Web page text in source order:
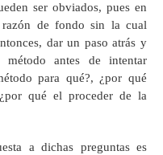
ser obviados, pues en
razón de fondo sin la cual
dar un paso atrás y
antes de intentar
para qué?, ¿por qué
qué el proceder de la
a dichas preguntas es